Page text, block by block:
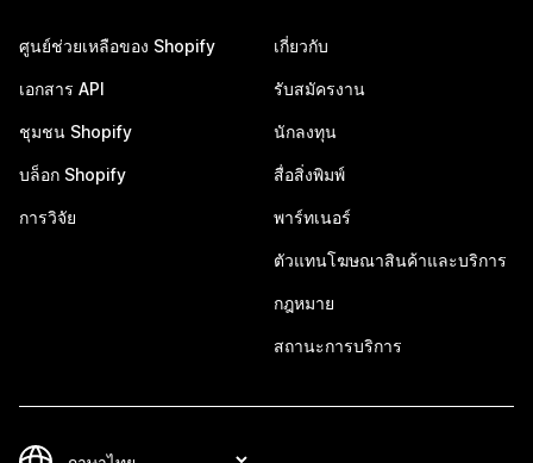
ศูนย์ช่วยเหลือของ Shopify
เอกสาร API
ชุมชน Shopify
บล็อก Shopify
การวิจัย
เกี่ยวกับ
รับสมัครงาน
นักลงทุน
สื่อสิ่งพิมพ์
พาร์ทเนอร์
ตัวแทนโฆษณาสินค้าและบริการ
กฎหมาย
สถานะการบริการ